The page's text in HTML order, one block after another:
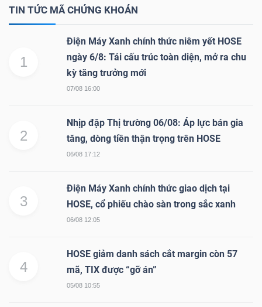
TIN TỨC MÃ CHỨNG KHOÁN
1
Điện Máy Xanh chính thức niêm yết HOSE
ngày 6/8: Tái cấu trúc toàn diện, mở ra chu
kỳ tăng trưởng mới
07/08 16:00
2
Nhịp đập Thị trường 06/08: Áp lực bán gia
tăng, dòng tiền thận trọng trên HOSE
06/08 17:12
3
Điện Máy Xanh chính thức giao dịch tại
HOSE, cổ phiếu chào sàn trong sắc xanh
06/08 12:05
4
HOSE giảm danh sách cắt margin còn 57
mã, TIX được “gỡ án”
05/08 10:55
NGHỆ
THÔNG
VỤ